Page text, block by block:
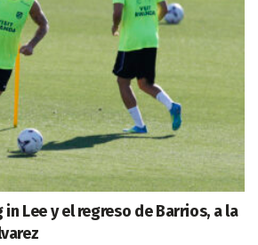
in Lee y el regreso de Barrios, a la